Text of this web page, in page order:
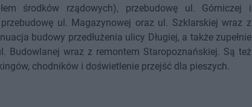
środków rządowych), przebudowę ul. Górniczej i
ul. Magazynowej oraz ul. Szklarskiej wraz z
budowy przedłużenia ulicy Długiej, a także zupełnie
Budowlanej wraz z remontem Staropoznańskiej. Są też
chodników i doświetlenie przejść dla pieszych.